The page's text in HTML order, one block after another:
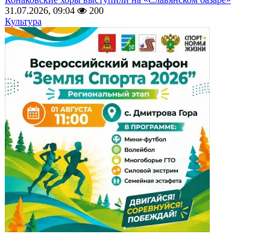
31.07.2026, 09:04
200
Культура